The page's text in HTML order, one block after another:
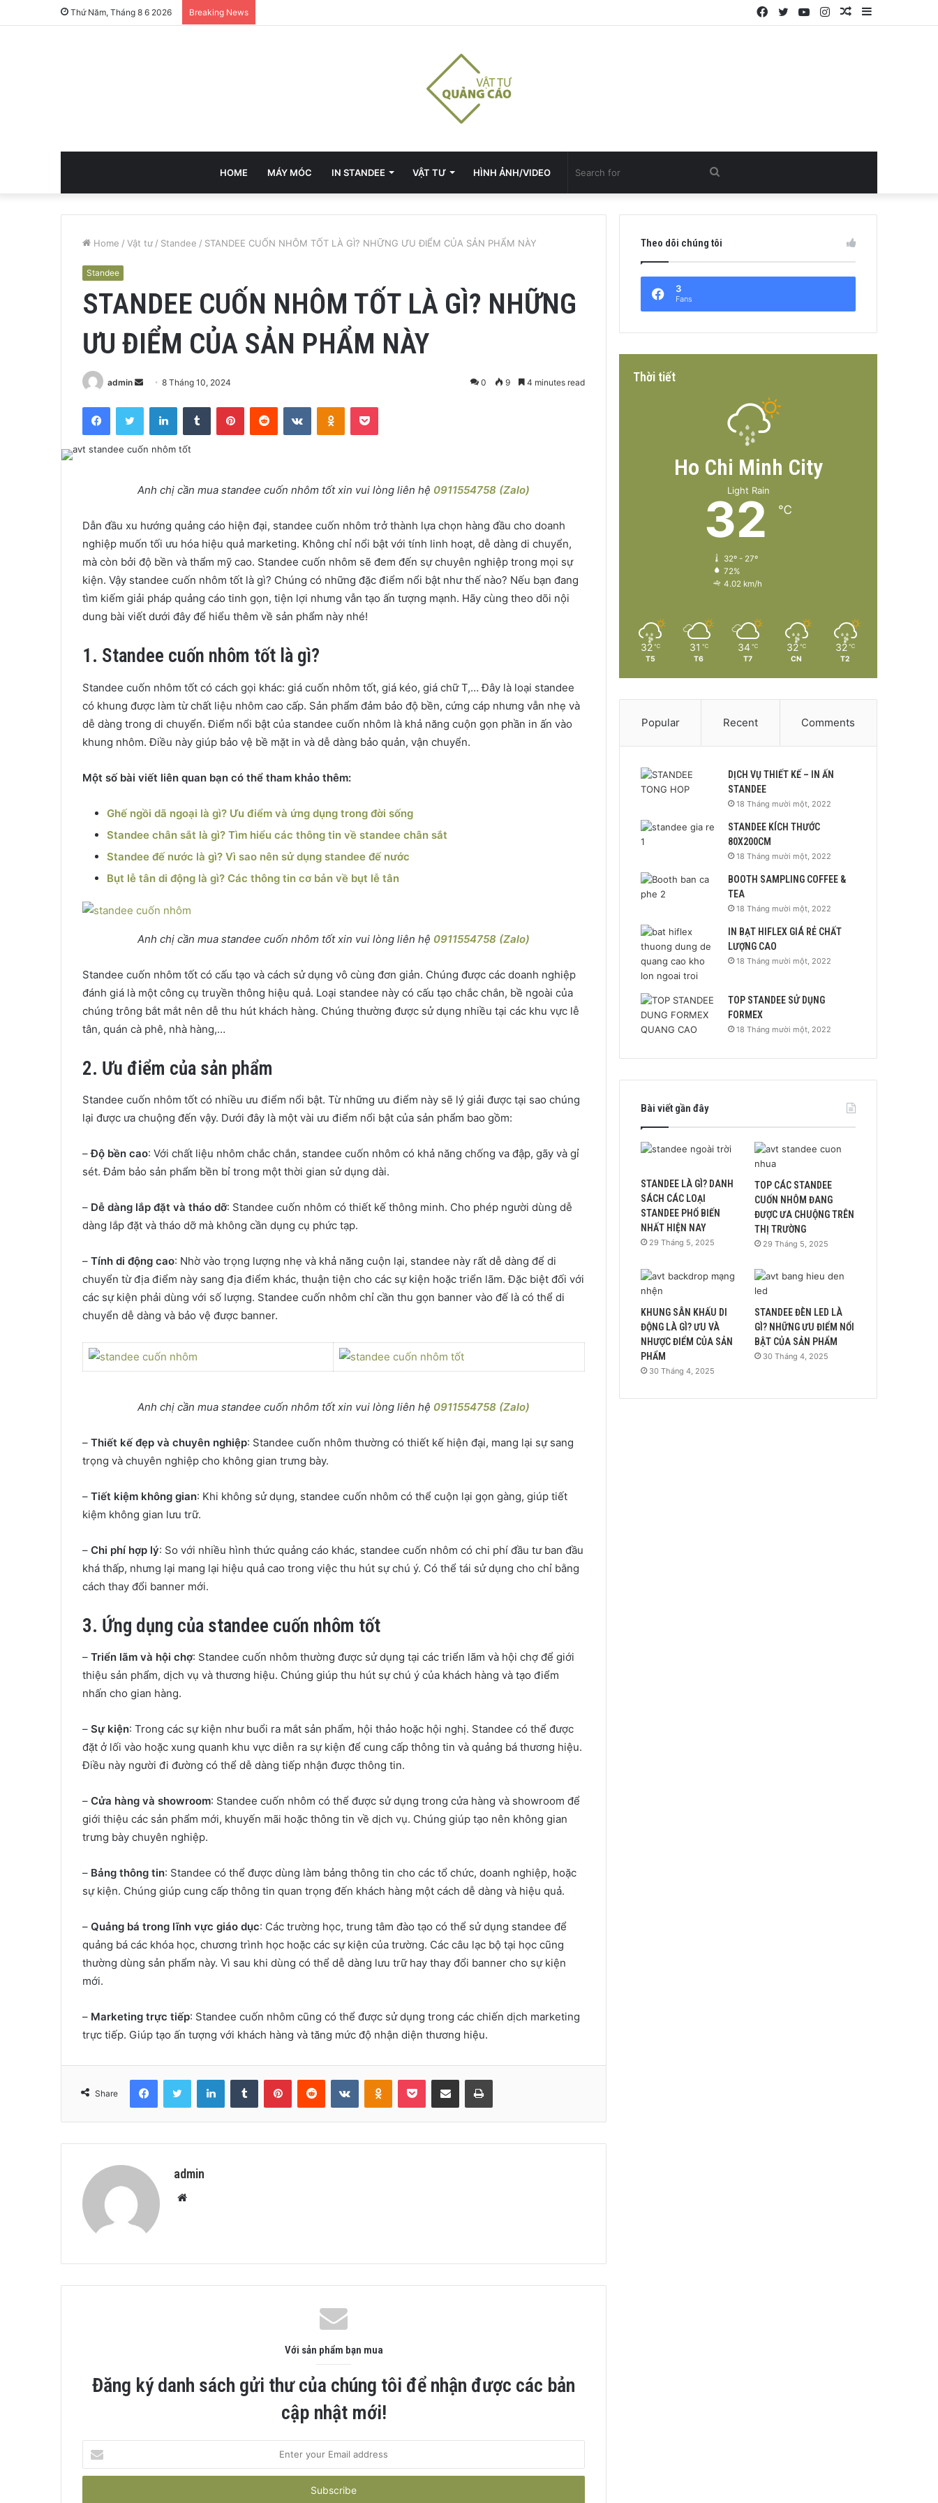
Thứ Năm, Tháng 8 6 2026 Breaking News Sidebar
Random
Instagram
YouTube
Twitter
Facebook
HOME MÁY MÓC IN STANDEE VẬT TƯ HÌNH ẢNH/VIDEO Search
for
Home / Vật tư / Standee / STANDEE CUỐN NHÔM TỐT LÀ GÌ? NHỮNG ƯU ĐIỂM CỦA SẢN PHẨM NÀY
Standee
STANDEE CUỐN NHÔM TỐT LÀ GÌ? NHỮNG
ƯU ĐIỂM CỦA SẢN PHẨM NÀY
admin
Send
email
8 Tháng 10, 2024 0 9 4 minutes read
FacebookTwitter LinkedInTumblr PinterestReddit VKontakteOdnoklassniki
Pocket
Anh chị cần mua standee cuốn nhôm tốt xin vui lòng liên hệ 0911554758 (Zalo)
Dẫn đầu xu hướng quảng cáo hiện đại, standee cuốn nhôm trở thành lựa chọn hàng đầu cho doanh
nghiệp muốn tối ưu hóa hiệu quả marketing. Không chỉ nổi bật với tính linh hoạt, dễ dàng di chuyển,
mà còn bởi độ bền và thẩm mỹ cao. Standee cuốn nhôm sẽ đem đến sự chuyên nghiệp trong mọi sự
kiện. Vậy standee cuốn nhôm tốt là gì? Chúng có những đặc điểm nổi bật như thế nào? Nếu bạn đang
tìm kiếm giải pháp quảng cáo tinh gọn, tiện lợi nhưng vẫn tạo ấn tượng mạnh. Hãy cùng theo dõi nội
dung bài viết dưới đây để hiểu thêm về sản phẩm này nhé!
1. Standee cuốn nhôm tốt là gì?
Standee cuốn nhôm tốt có cách gọi khác: giá cuốn nhôm tốt, giá kéo, giá chữ T,… Đây là loại standee
có khung được làm từ chất liệu nhôm cao cấp. Sản phẩm đảm bảo độ bền, cứng cáp nhưng vẫn nhẹ và
dễ dàng trong di chuyển. Điểm nổi bật của standee cuốn nhôm là khả năng cuộn gọn phần in ấn vào
khung nhôm. Điều này giúp bảo vệ bề mặt in và dễ dàng bảo quản, vận chuyển.
Một số bài viết liên quan bạn có thể tham khảo thêm:
Ghế ngồi dã ngoại là gì? Ưu điểm và ứng dụng trong đời sống
Standee chân sắt là gì? Tìm hiểu các thông tin về standee chân sắt
Standee đế nước là gì? Vì sao nên sử dụng standee đế nước
Bụt lễ tân di động là gì? Các thông tin cơ bản về bụt lễ tân
Anh chị cần mua standee cuốn nhôm tốt xin vui lòng liên hệ 0911554758 (Zalo)
Standee cuốn nhôm tốt có cấu tạo và cách sử dụng vô cùng đơn giản. Chúng được các doanh nghiệp
đánh giá là một công cụ truyền thông hiệu quả. Loại standee này có cấu tạo chắc chắn, bề ngoài của
chúng trông bắt mắt nên dễ thu hút khách hàng. Chúng thường được sử dụng nhiều tại các khu vực lễ
tân, quán cà phê, nhà hàng,…
2. Ưu điểm của sản phẩm
Standee cuốn nhôm tốt có nhiều ưu điểm nổi bật. Từ những ưu điểm này sẽ lý giải được tại sao chúng
lại được ưa chuộng đến vậy. Dưới đây là một vài ưu điểm nổi bật của sản phẩm bao gồm:
–Độ bền cao: Với chất liệu nhôm chắc chắn, standee cuốn nhôm có khả năng chống va đập, gãy và gỉ
sét. Đảm bảo sản phẩm bền bỉ trong một thời gian sử dụng dài.
– Dễ dàng lắp đặt và tháo dỡ: Standee cuốn nhôm có thiết kế thông minh. Cho phép người dùng dễ
dàng lắp đặt và tháo dỡ mà không cần dụng cụ phức tạp.
– Tính di động cao: Nhờ vào trọng lượng nhẹ và khả năng cuộn lại, standee này rất dễ dàng để di
chuyển từ địa điểm này sang địa điểm khác, thuận tiện cho các sự kiện hoặc triển lãm. Đặc biệt đối với
các sự kiện phải dùng với số lượng. Standee cuốn nhôm chỉ cần thu gọn banner vào đế là có thể di
chuyển dễ dàng và bảo vệ được banner.
Anh chị cần mua standee cuốn nhôm tốt xin vui lòng liên hệ 0911554758 (Zalo)
– Thiết kế đẹp và chuyên nghiệp: Standee cuốn nhôm thường có thiết kế hiện đại, mang lại sự sang
trọng và chuyên nghiệp cho không gian trưng bày.
– Tiết kiệm không gian: Khi không sử dụng, standee cuốn nhôm có thể cuộn lại gọn gàng, giúp tiết
kiệm không gian lưu trữ.
– Chi phí hợp lý: So với nhiều hình thức quảng cáo khác, standee cuốn nhôm có chi phí đầu tư ban đầu
khá thấp, nhưng lại mang lại hiệu quả cao trong việc thu hút sự chú ý. Có thể tái sử dụng cho chỉ bằng
cách thay đổi banner mới.
3. Ứng dụng của standee cuốn nhôm tốt
– Triển lãm và hội chợ: Standee cuốn nhôm thường được sử dụng tại các triển lãm và hội chợ để giới
thiệu sản phẩm, dịch vụ và thương hiệu. Chúng giúp thu hút sự chú ý của khách hàng và tạo điểm
nhấn cho gian hàng.
– Sự kiện: Trong các sự kiện như buổi ra mắt sản phẩm, hội thảo hoặc hội nghị. Standee có thể được
đặt ở lối vào hoặc xung quanh khu vực diễn ra sự kiện để cung cấp thông tin và quảng bá thương hiệu.
Điều này người đi đường có thể dễ dàng tiếp nhận được thông tin.
– Cửa hàng và showroom: Standee cuốn nhôm có thể được sử dụng trong cửa hàng và showroom để
giới thiệu các sản phẩm mới, khuyến mãi hoặc thông tin về dịch vụ. Chúng giúp tạo nên không gian
trưng bày chuyên nghiệp.
– Bảng thông tin: Standee có thể được dùng làm bảng thông tin cho các tổ chức, doanh nghiệp, hoặc
sự kiện. Chúng giúp cung cấp thông tin quan trọng đến khách hàng một cách dễ dàng và hiệu quả.
– Quảng bá trong lĩnh vực giáo dục: Các trường học, trung tâm đào tạo có thể sử dụng standee để
quảng bá các khóa học, chương trình học hoặc các sự kiện của trường. Các câu lạc bộ tại học cũng
thường dùng sản phẩm này. Vì sau khi dùng có thể dễ dàng lưu trữ hay thay đổi banner cho sự kiện
mới.
– Marketing trực tiếp: Standee cuốn nhôm cũng có thể được sử dụng trong các chiến dịch marketing
trực tiếp. Giúp tạo ấn tượng với khách hàng và tăng mức độ nhận diện thương hiệu.
Share
FacebookTwitter LinkedInTumblr PinterestReddit VKontakteOdnoklassniki
Pocket Share via Email Print
admin
Website
Với sản phẩm bạn mua
Đăng ký danh sách gửi thư của chúng tôi để nhận được các bản
cập nhật mới!
your
Email
Theo dõi chúng tôi
3
Fans
Thời tiết
Ho Chi Minh City
Light Rain
32 ℃
32º - 27º
72%
4.02 km/h
32 ℃
T5
31 ℃
T6
34 ℃
T7
32 ℃
CN
32 ℃
T2
Popular Recent Comments
DỊCH VỤ THIẾT KẾ – IN ẤN
STANDEE
18 Tháng mười một, 2022
STANDEE KÍCH THƯỚC
80X200CM
18 Tháng mười một, 2022
BOOTH SAMPLING COFFEE &
TEA
18 Tháng mười một, 2022
IN BẠT HIFLEX GIÁ RẺ CHẤT
LƯỢNG CAO
18 Tháng mười một, 2022
TOP STANDEE SỬ DỤNG
FORMEX
18 Tháng mười một, 2022
Bài viết gần đây
STANDEE LÀ GÌ? DANH
SÁCH CÁC LOẠI
STANDEE PHỔ BIẾN
NHẤT HIỆN NAY
29 Tháng 5, 2025
TOP CÁC STANDEE
CUỐN NHÔM ĐANG
ĐƯỢC ƯA CHUỘNG TRÊN
THỊ TRƯỜNG
29 Tháng 5, 2025
KHUNG SÂN KHẤU DI
ĐỘNG LÀ GÌ? ƯU VÀ
NHƯỢC ĐIỂM CỦA SẢN
PHẨM
30 Tháng 4, 2025
STANDEE ĐÈN LED LÀ
GÌ? NHỮNG ƯU ĐIỂM NỔI
BẬT CỦA SẢN PHẨM
30 Tháng 4, 2025